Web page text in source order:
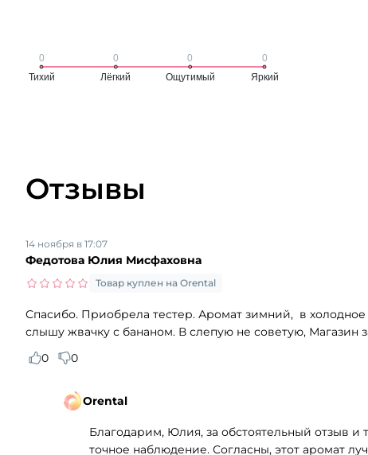
Отзывы
Федотова Юлия Мисфаховна
14 ноября в 17:07
Товар куплен на Orental
Спасибо. Приобрела тестер. Аромат зимний, в
слышу жвачку с бананом. В слепую не советую, Магазин
0
0
Orental
Благодарим, Юлия, за обстоятельный отзыв
точное наблюдение. Согласны, этот аромат